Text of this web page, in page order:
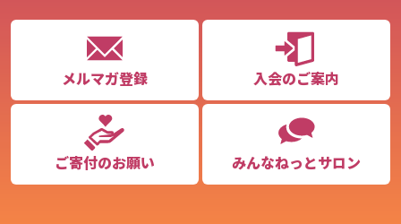
メルマガ登録 入会のご案内
ご寄付のお願い みんなねっとサロン